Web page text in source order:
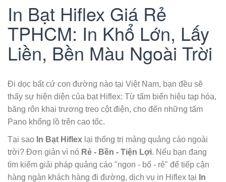
In Bạt Hiflex Giá Rẻ
TPHCM: In Khổ Lớn, Lấy
Liền, Bền Màu Ngoài Trời
Đi dọc bất cứ con đường nào tại Việt Nam, bạn đều sẽ
thấy sự hiện diện của bạt Hiflex: Từ tấm biển hiệu tạp hóa,
băng rôn khai trương treo cột điện, cho đến những tấm
Pano khổng lồ trên cao tốc.
Tại sao In Bạt Hiflex lại thống trị mảng quảng cáo ngoài
trời? Đơn giản vì nó Rẻ - Bền - Tiện Lợi. Nếu bạn đang
tìm kiếm giải pháp quảng cáo "ngon - bổ - rẻ" để tiếp cận
hàng ngàn khách hàng đi đường, dịch vụ in Hiflex tại In